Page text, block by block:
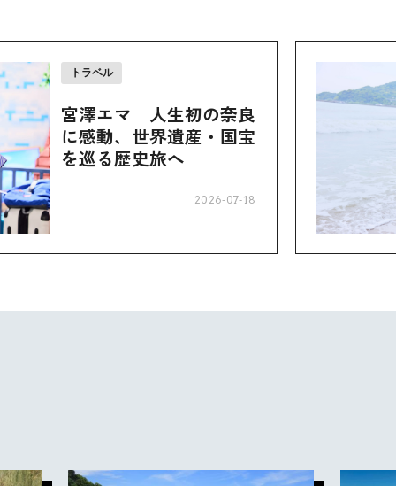
トラベル
宮澤エマ 人生初の奈良
に感動、世界遺産・国宝
を巡る歴史旅へ
2026-07-18